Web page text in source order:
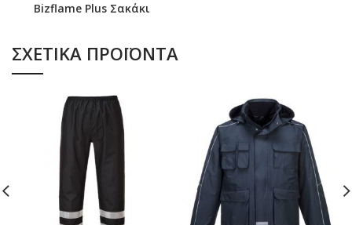
Bizflame Plus Σακάκι
ΣΧΕΤΙΚΆ ΠΡΟΪΌΝΤΑ